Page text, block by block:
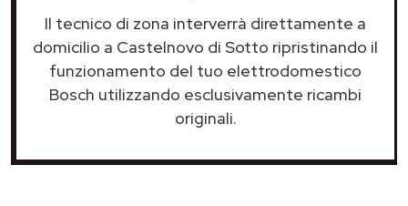
Il tecnico di zona interverrà direttamente a
domicilio a Castelnovo di Sotto ripristinando il
funzionamento del tuo elettrodomestico
Bosch utilizzando esclusivamente ricambi
originali.